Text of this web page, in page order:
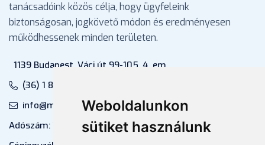
Weboldalunkon
sütiket használunk
tanácsadóink közös célja, hogy ügyfeleink
biztonságosan, jogkövető módon és eredményesen
működhessenek minden területen.
1139 Budapest, Váci út 99-105. 4. em.
(36) 1 880 76 00
info@mprx.hu
Adószám: 13598145-2-41